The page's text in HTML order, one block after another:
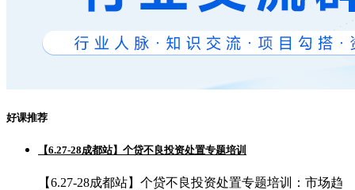
好课推荐
【6.27-28成都站】个贷不良投资处置专题培训
【6.27-28成都站】个贷不良投资处置专题培训：市场趋